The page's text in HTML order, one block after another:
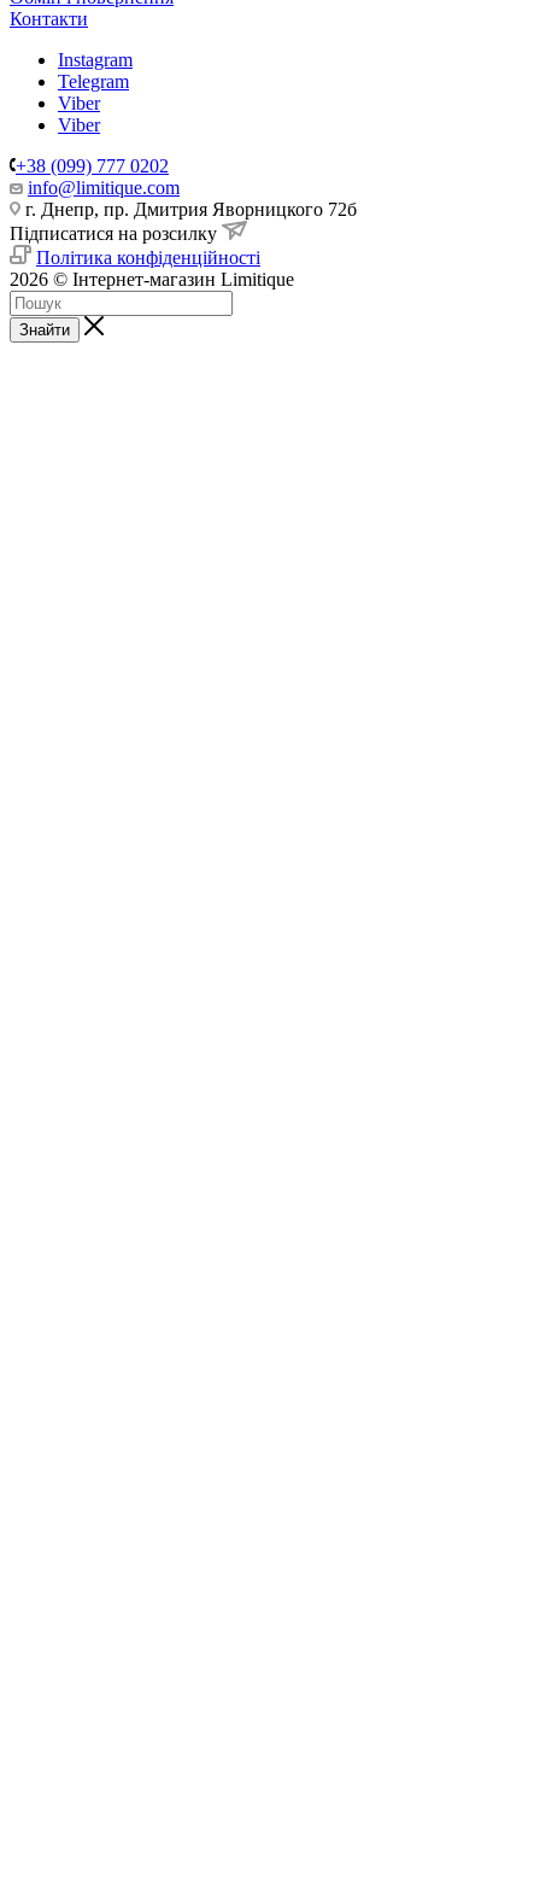
Контакти
Instagram
Telegram
Viber
Viber
+38 (099) 777 0202
info@limitique.com
г. Днепр, пр. Дмитрия Яворницкого 72б
Підписатися на розсилку
Політика конфіденційності
2026 © Інтернет-магазин Limitique
Знайти